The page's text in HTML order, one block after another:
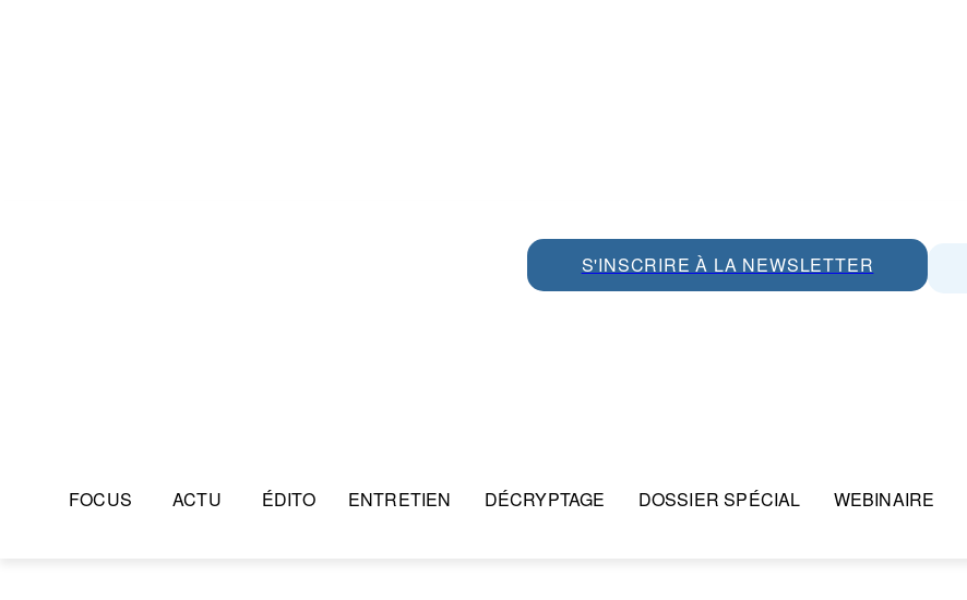
S'INSCRIRE À LA NEWSLETTER
FOCUS ACTU ÉDITO ENTRETIEN DÉCRYPTAGE DOSSIER SPÉCIAL WEBINAIRE